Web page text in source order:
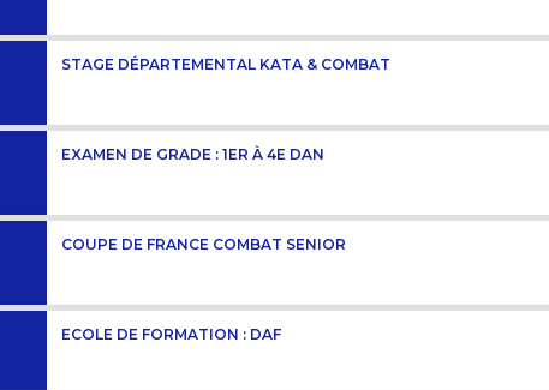
STAGE DÉPARTEMENTAL KATA & COMBAT
EXAMEN DE GRADE : 1ER À 4E DAN
COUPE DE FRANCE COMBAT SENIOR
ECOLE DE FORMATION : DAF